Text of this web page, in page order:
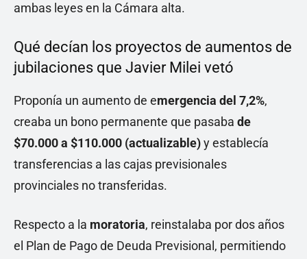
ambas leyes en la Cámara alta.
Qué decían los proyectos de aumentos de
jubilaciones que Javier Milei vetó
Proponía un aumento de emergencia del 7,2%,
creaba un bono permanente que pasaba de
$70.000 a $110.000 (actualizable)y establecía
transferencias a las cajas previsionales
provinciales no transferidas.
Respecto a la moratoria, reinstalaba por dos años
el Plan de Pago de Deuda Previsional, permitiendo